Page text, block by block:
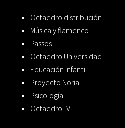
Octaedro distribución
Música y flamenco
Passos
Octaedro Universidad
Educación Infantil
Proyecto Noria
Psicología
OctaedroTV